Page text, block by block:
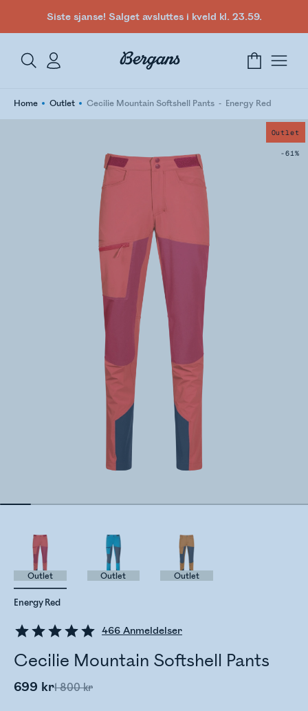
Siste sjanse! Salget avsluttes i kveld kl. 23.59.
Home Outlet Cecilie Mountain Softshell Pants Energy Red
Outlet
-61%
466 Anmeldelser
Cecilie Mountain Softshell Pants
699 kr1 800 kr
Energy Red
Outlet Outlet Outlet